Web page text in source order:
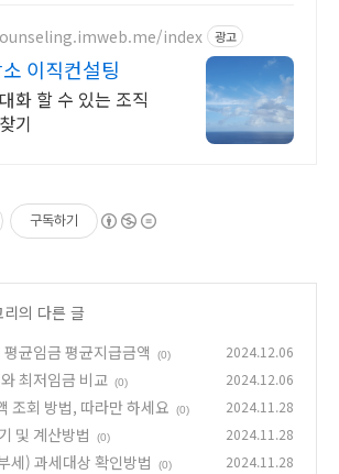
index 광고
이직컨설팅
화 할 수 있는 조직
기
구독하기
의 다른 글
균임금 평균지급금액
(0) 2024.12.06
최저임금 비교 (0) 2024.12.06
조회 방법, 따라만 하세요 (0) 2024.11.28
및 계산방법 (0) 2024.11.28
세) 과세대상 확인방법 (0) 2024.11.28